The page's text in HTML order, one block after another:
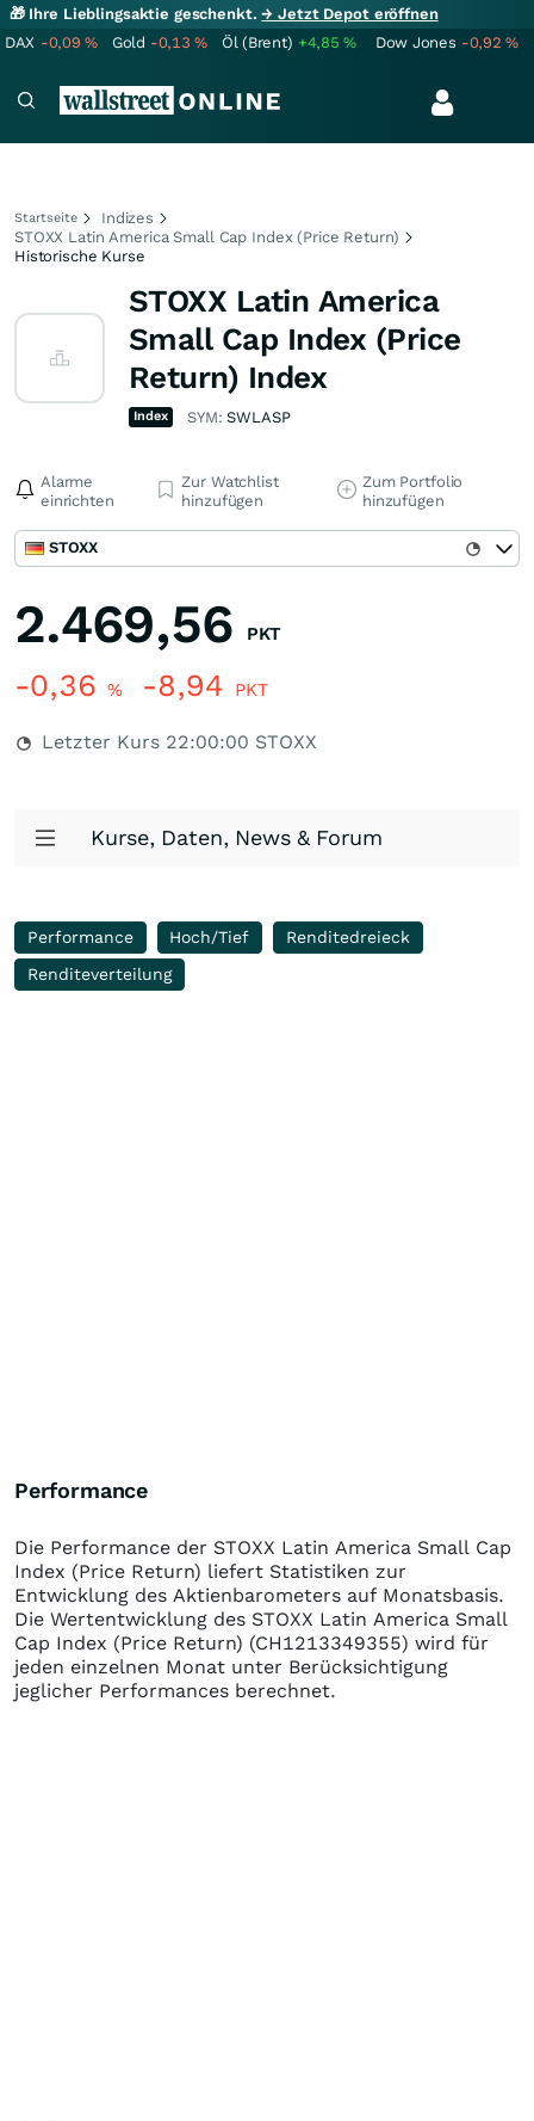
🎁 Ihre Lieblingsaktie geschenkt.→ Jetzt Depot eröffnen
DAX -0,09% Gold -0,13% Öl (Brent) +4,85% Dow Jones -0,92%
Startseite
Indizes
STOXX Latin America Small Cap Index (Price Return)
Historische Kurse
STOXX Latin America
Small Cap Index (Price
Return) Index
Index SYM:SWLASP
Alarme
einrichten
Zur Watchlist
hinzufügen
Zum Portfolio
hinzufügen
STOXX
2.469,56 PKT
-0,36 % -8,94 PKT
Letzter Kurs 22:00:00 STOXX
Kurse, Daten, News & Forum
Performance Hoch/Tief
Renditedreieck
Renditeverteilung
Performance
Die Performance der STOXX Latin America Small Cap
Index (Price Return) liefert Statistiken zur
Entwicklung des Aktienbarometers auf Monatsbasis.
Die Wertentwicklung des STOXX Latin America Small
Cap Index (Price Return) (CH1213349355) wird für
jeden einzelnen Monat unter Berücksichtigung
jeglicher Performances berechnet.